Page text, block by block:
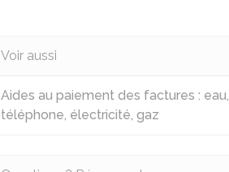
Voir aussi
Aides au paiement des factures : eau,
téléphone, électricité, gaz